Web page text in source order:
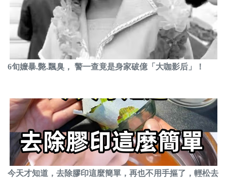
6旬嬤暴.斃.飄臭， 警一查竟是身家破億「大咖影后」！
今天才知道，去除膠印這麼簡單，再也不用手摳了，輕松去